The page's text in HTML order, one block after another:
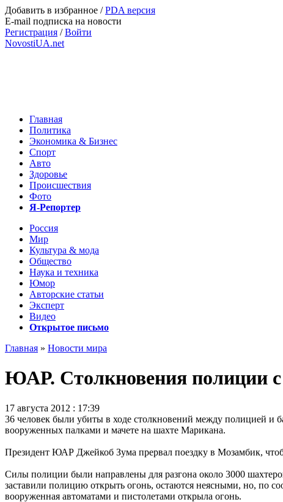
Добавить в избранное /PDA версия
E-mail подписка на новости
Регистрация /Войти
NovostiUA.net
Главная
Политика
Экономика & Бизнес
Спорт
Авто
Здоровье
Происшествия
Фото
Я-Репортер
Россия
Мир
Культура & мода
Общество
Наука и техника
Юмор
Авторские статьи
Эксперт
Видео
Открытое письмо
Главная » Новости мира
ЮАР. Столкновения полиции
17 августа 2012 : 17:39
36 человек были убиты в ходе столкновений между полицией и
вооруженных палками и мачете на шахте Марикана.
Президент ЮАР Джейкоб Зума прервал поездку в Мозамбик,
Силы полиции были направлены для разгона около 3000
заставили полицию открыть огонь, остаются неясными, но, по
вооруженная автоматами и пистолетами открыла огонь.